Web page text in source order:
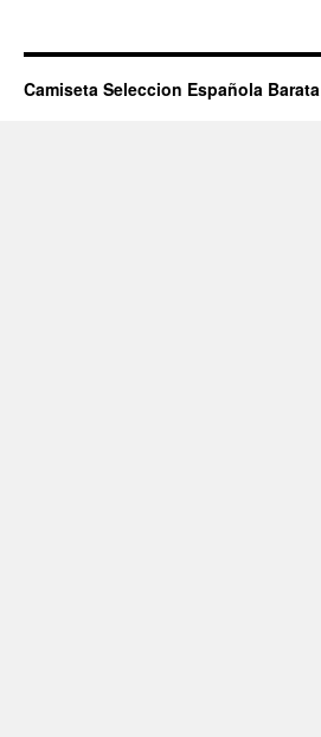
Camiseta Seleccion Española Barata